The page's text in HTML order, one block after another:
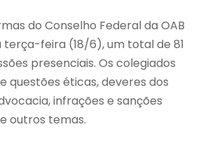
do Conselho Federal da OAB
terça-feira (18/6), um total de 81
presenciais. Os colegiados
questões éticas, deveres dos
infrações e sanções
outros temas.